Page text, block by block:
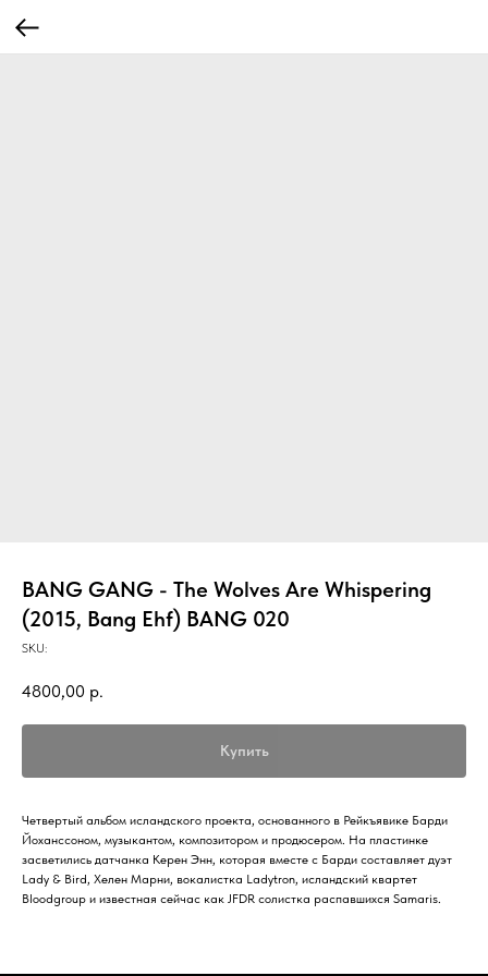
BANG GANG - The Wolves Are Whispering
(2015, Bang Ehf) BANG 020
SKU:
4800,00 р.
Купить
Четвертый альбом исландского проекта, основанного в Рейкъявике Барди
Йоханссоном, музыкантом, композитором и продюсером. На пластинке
засветились датчанка Керен Энн, которая вместе с Барди составляет дуэт
Lady & Bird, Хелен Марни, вокалистка Ladytron, исландский квартет
Bloodgroup и известная сейчас как JFDR солистка распавшихся Samaris.